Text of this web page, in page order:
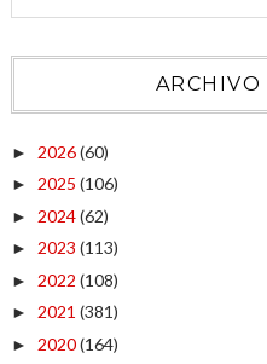
ARCHIVO
► 2026(60)
► 2025 (106)
► 2024(62)
► 2023 (113)
► 2022 (108)
► 2021 (381)
► 2020(164)